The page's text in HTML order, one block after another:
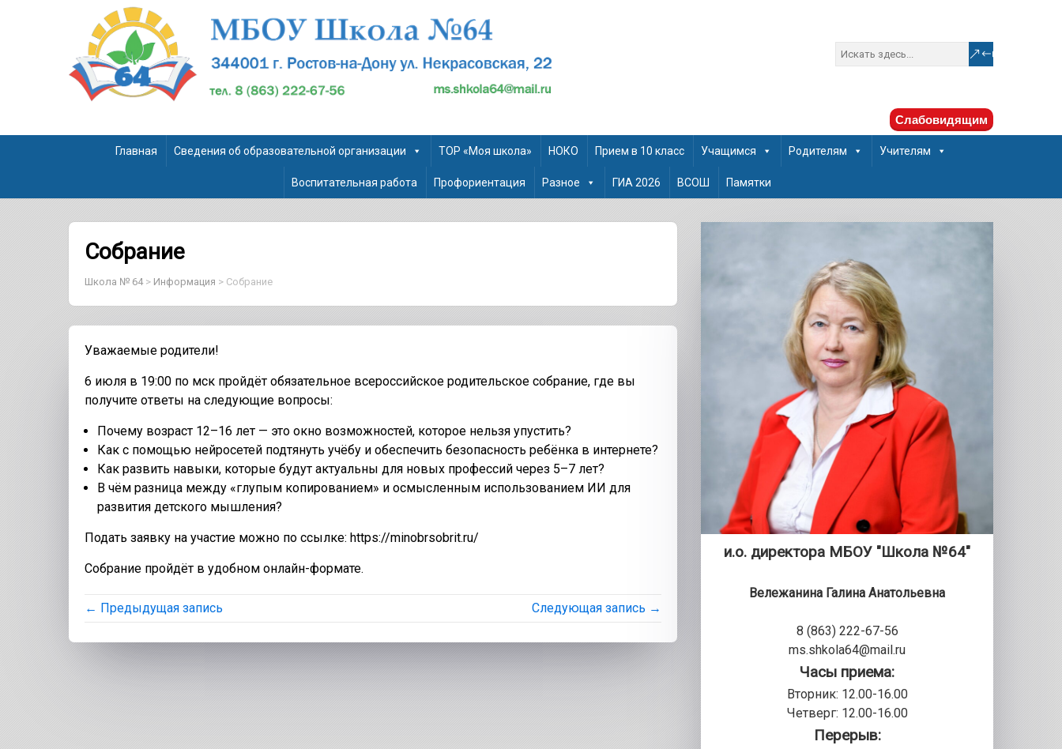
Слабовидящим
Главная Сведения об образовательной организации ТОР «Моя школа» НОКО Прием в 10 класс Учащимся Родителям Учителям
Воспитательная работа Профориентация Разное ГИА 2026 ВСОШ Памятки
Собрание
Школа № 64> Информация > Собрание
Уважаемые родители!
6 июля в 19:00 по мск пройдёт обязательное всероссийское родительское собрание, где вы
получите ответы на следующие вопросы:
Почему возраст 12–16 лет — это окно возможностей, которое нельзя упустить?
Как с помощью нейросетей подтянуть учёбу и обеспечить безопасность ребёнка в интернете?
Как развить навыки, которые будут актуальны для новых профессий через 5–7 лет?
В чём разница между «глупым копированием» и осмысленным использованием ИИ для
развития детского мышления?
Подать заявку на участие можно по ссылке: https://minobrsobrit.ru/
Собрание пройдёт в удобном онлайн-формате.
← Предыдущая запись Следующая запись →
и.о. директора МБОУ "Школа №64"
Вележанина Галина Анатольевна
8 (863) 222-67-56
ms.shkola64@mail.ru
Часы приема:
Вторник: 12.00-16.00
Четверг: 12.00-16.00
Перерыв: